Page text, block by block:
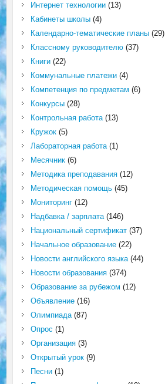
Интернет технологии(13)
Кабинеты школы(4)
Календарно-тематические планы(29)
Классному руководителю(37)
Книги(22)
Коммунальные платежи(4)
Компетенция по предметам (6)
Конкурсы(28)
Контрольная работа(13)
Кружок(5)
Лабораторная работа(1)
Месячник(6)
Методика преподавания(12)
Методическая помощь(45)
Мониторинг(12)
Надбавка / зарплата(146)
Национальный сертификат(37)
Начальное образование(22)
Новости английского языка(44)
Новости образования(374)
Образование за рубежом (12)
Объявление(16)
Олимпиада(87)
Опрос (1)
Организация(3)
Открытый урок(9)
Песни(1)